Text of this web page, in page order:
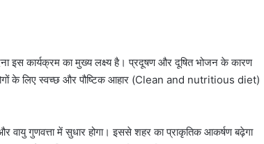
इस कार्यक्रम का मुख्य लक्ष्य है। प्रदूषण और दूषित भोजन के कारण
लोगों के लिए स्वच्छ और पौष्टिक आहार (Clean and nutritious diet)
वायु गुणवत्ता में सुधार होगा। इससे शहर का प्राकृतिक आकर्षण बढ़ेगा